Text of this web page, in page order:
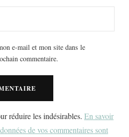
e-mail et mon site dans le
commentaire.
réduire les indésirables. En savoir
de vos commentaires sont